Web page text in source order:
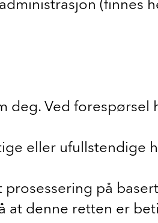
(finnes
deg. Ved forespørsel
eller ufullstendige
på
at denne retten er